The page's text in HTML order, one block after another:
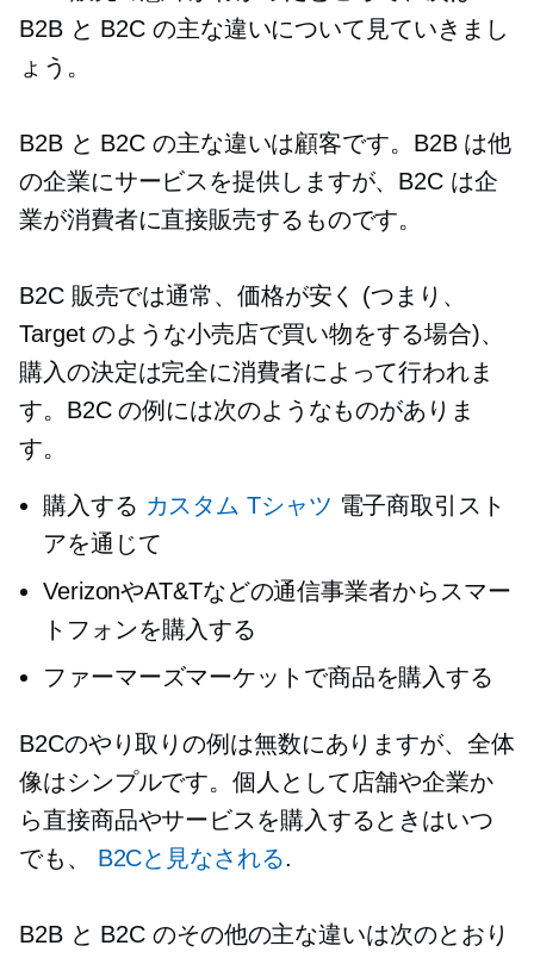
B2B と B2C の主な違いについて見ていきまし
ょう。
B2B と B2C の主な違いは顧客です。B2B は他
の企業にサービスを提供しますが、B2C は企
業が消費者に直接販売するものです。
B2C 販売では通常、価格が安く (つまり、
Target のような小売店で買い物をする場合)、
購入の決定は完全に消費者によって行われま
す。B2C の例には次のようなものがありま
す。
購入する カスタム Tシャツ 電子商取引スト
アを通じて
VerizonやAT&Tなどの通信事業者からスマー
トフォンを購入する
ファーマーズマーケットで商品を購入する
B2Cのやり取りの例は無数にありますが、全体
像はシンプルです。個人として店舗や企業か
ら直接商品やサービスを購入するときはいつ
でも、 B2Cと見なされる.
B2B と B2C のその他の主な違いは次のとおり